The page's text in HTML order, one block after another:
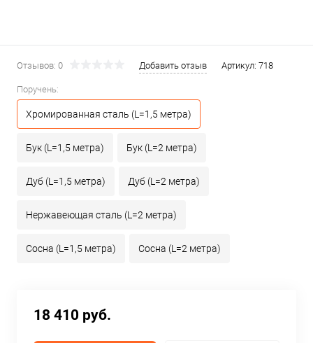
Отзывов: 0 Добавить отзыв Артикул: 718
Поручень:
Хромированная сталь (L=1,5 метра)
Бук (L=1,5 метра) Бук (L=2 метра)
Дуб (L=1,5 метра) Дуб (L=2 метра)
Нержавеющая сталь (L=2 метра)
Сосна (L=1,5 метра) Сосна (L=2 метра)
18 410 руб.